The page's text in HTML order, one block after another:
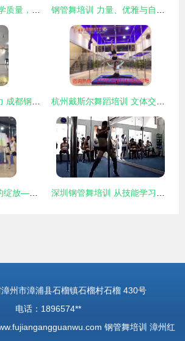
州市漳浦县石榴镇石榴村石榴 430号
电话：1896574**
钢管舞培训 漳州红